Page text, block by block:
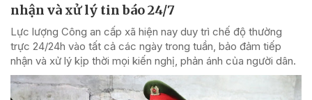
nhận và xử lý tin báo 24/7
Lực lượng Công an cấp xã hiện nay duy trì chế độ thường
trực 24/24h vào tất cả các ngày trong tuần, bảo đảm tiếp
nhận và xử lý kịp thời mọi kiến nghị, phản ánh của người dân.